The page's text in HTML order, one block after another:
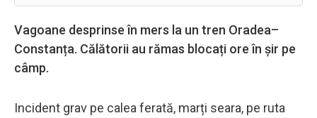
Vagoane desprinse în mers la un tren Oradea–
Constanța. Călătorii au rămas blocați ore în șir pe
câmp.
Incident grav pe calea ferată, marți seara, pe ruta